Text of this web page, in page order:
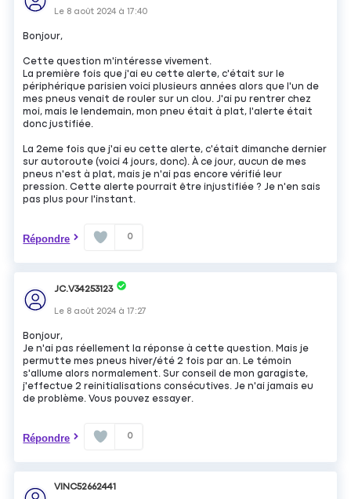
Le 8 août 2024 à17:40
Bonjour,
Cette question m'intéresse vivement.
La première fois que j'ai eu cette alerte, c'était sur le
périphérique parisien voici plusieurs années alors que l'un de
mes pneus venait de rouler sur un clou. J'ai pu rentrer chez
moi, mais le lendemain, mon pneu était à plat, l'alerte était
donc justifiée.
La 2eme fois que j'ai eu cette alerte, c'était dimanche dernier
sur autoroute (voici 4 jours, donc). À ce jour, aucun de mes
pneus n'est à plat, mais je n'ai pas encore vérifié leur
pression. Cette alerte pourrait être injustifiée ? Je n'en sais
pas plus pour l'instant.
Répondre 0
JC.V34253123
Le 8 août 2024 à17:27
Bonjour,
Je n'ai pas réellement la réponse à cette question. Mais je
permutte mes pneus hiver/été 2 fois par an. Le témoin
s'allume alors normalement. Sur conseil de mon garagiste,
j'effectue 2 reinitialisations consécutives. Je n'ai jamais eu
de problème. Vous pouvez essayer.
Répondre 0
VINC52662441